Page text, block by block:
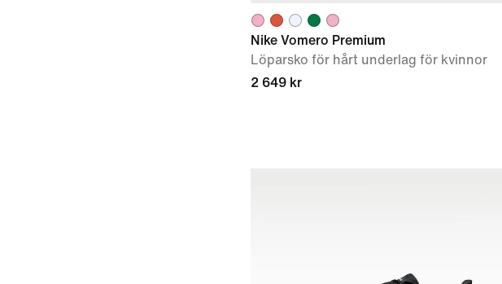
Nike Vomero Premium
Löparsko för hårt underlag för kvinnor
2 649 kr